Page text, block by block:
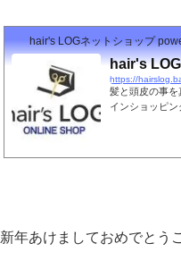
hair's LOGネットショップ
hair's
https://
髪と頭皮の事
インショッピン
新年あけましておめでとう